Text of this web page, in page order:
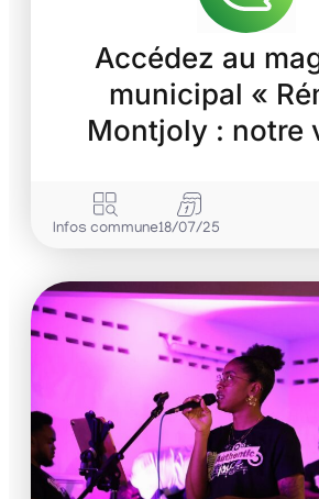
Accédez au
municipal «
Montjoly : notre
Infos commune18/07/25